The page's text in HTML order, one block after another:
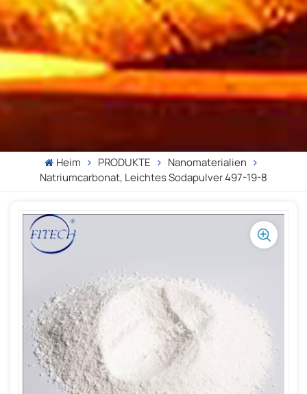
Heim PRODUKTE
Nanomaterialien
Natriumcarbonat, Leichtes Sodapulver 497-19-8